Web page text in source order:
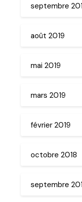
septembre
août 2019
mai 2019
mars 2019
février 2019
octobre 2018
septembre